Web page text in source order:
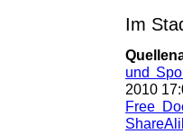
Im
und
2010
Free